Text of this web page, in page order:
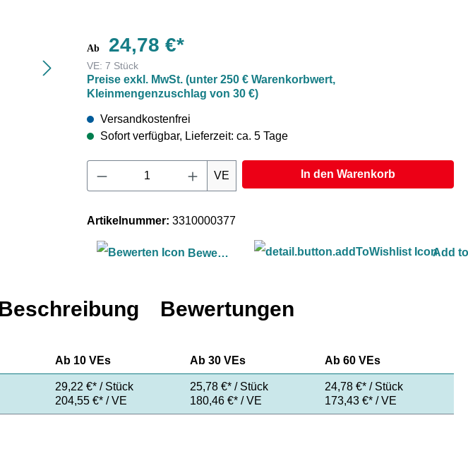
auf eine dicke Luftpolsterfolie kaschiert.
Die Thermoschutzhaube wird ohne jegliches Hilfsmittel über beladene
Paletten, Fässer usw. gestülpt und mittels einer handelsüblichen
Stretchfolie zusätzlich gesichert.
Klimakammertests der technischen Hochschule Schweinfurt sowie des
BFSV aus Hamburg belegen eindeutig die Wirksamkeit hinsichtlich des
Frost- und Hitzeschutzes dieses einzigartigen Ladehilfsmittels.
Namenhafte Unternehmen vertrauen seit über einem Jahrzehnt ihre hitze-
Ab 24,78 €*
VE: 7 Stück
Preise exkl. MwSt. (unter 250 € Warenkorbwert,
Kleinmengenzuschlag von 30 €)
Versandkostenfrei
Sofort verfügbar, Lieferzeit: ca. 5 Tage
Produkt Anzahl: Gib den gewünschten Wert ein
VE In den Warenkorb
Artikelnummer: 3310000377
Bewerten Add
Beschreibung Bewertungen
Ab 10 VEs Ab 30 VEs Ab 60 VEs
29,22 €* / Stück
204,55 €* / VE
25,78 €* / Stück
180,46 €* / VE
24,78 €* / Stück
173,43 €* / VE